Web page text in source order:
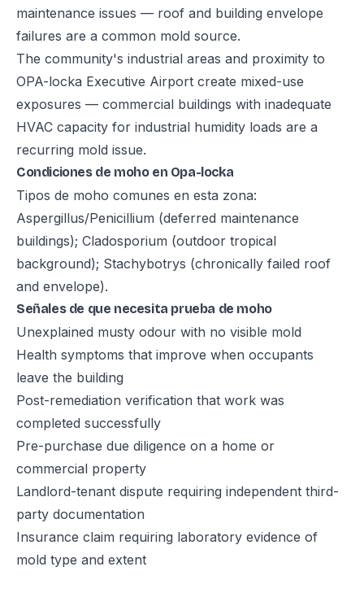
maintenance issues — roof and building envelope
failures are a common mold source.
The community's industrial areas and proximity to
OPA-locka Executive Airport create mixed-use
exposures — commercial buildings with inadequate
HVAC capacity for industrial humidity loads are a
recurring mold issue.
Condiciones de moho en Opa-locka
Tipos de moho comunes en esta zona:
Aspergillus/Penicillium (deferred maintenance
buildings); Cladosporium (outdoor tropical
background); Stachybotrys (chronically failed roof
and envelope).
Señales de que necesita prueba de moho
Unexplained musty odour with no visible mold
Health symptoms that improve when occupants
leave the building
Post-remediation verification that work was
completed successfully
Pre-purchase due diligence on a home or
commercial property
Landlord-tenant dispute requiring independent third-
party documentation
Insurance claim requiring laboratory evidence of
mold type and extent